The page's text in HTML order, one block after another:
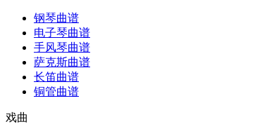
钢琴曲谱
电子琴曲谱
手风琴曲谱
萨克斯曲谱
长笛曲谱
铜管曲谱
戏曲